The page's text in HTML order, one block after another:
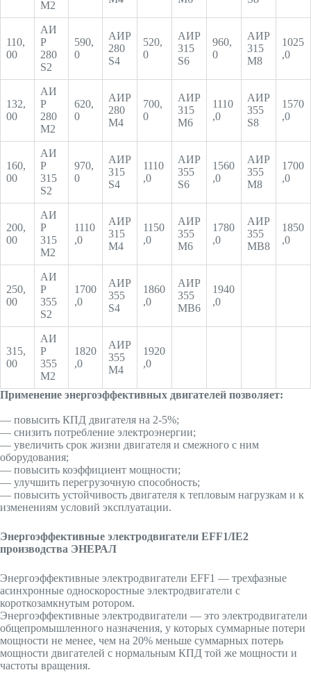
М2
110,
00
АИ
Р
280
S2
590,
0
АИР
280
S4
520,
0
АИР
315
S6
960,
0
АИР
315
М8
1025
,0
132,
00
АИ
Р
280
М2
620,
0
АИР
280
М4
700,
0
АИР
315
М6
1110
,0
AИР
355
S8
1570
,0
160,
00
АИ
Р
315
S2
970,
0
АИР
315
S4
1110
,0
АИР
355
S6
1560
,0
АИР
355
M8
1700
,0
200,
00
АИ
Р
315
М2
1110
,0
АИР
315
М4
1150
,0
АИР
355
M6
1780
,0
АИР
355
MB8
1850
,0
250,
00
АИ
Р
355
S2
1700
,0
АИР
355
S4
1860
,0
AИР
355
MB6
1940
,0
315,
00
АИ
Р
355
М2
1820
,0
АИР
355
М4
1920
,0
Применение энергоэффективных двигателей позволяет:
— повысить КПД двигателя на 2-5%;
— снизить потребление электроэнергии;
— увеличить срок жизни двигателя и смежного с ним
оборудования;
— повысить коэффициент мощности;
— улучшить перегрузочную способность;
— повысить устойчивость двигателя к тепловым нагрузкам и к
изменениям условий эксплуатации.
Энергоэффективные электродвигатели EFF1/IE2
производства ЭНЕРАЛ
Энергоэффективные электродвигатели EFF1 — трехфазные
асинхронные односкоростные электродвигатели с
короткозамкнутым ротором.
Энергоэффективные электродвигатели — это электродвигатели
общепромышленного назначения, у которых суммарные потери
мощности не менее, чем на 20% меньше суммарных потерь
мощности двигателей с нормальным КПД той же мощности и
частоты вращения.